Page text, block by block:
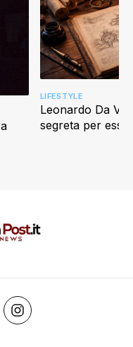
Leonardo Da
segreta per
LIFESTYLE